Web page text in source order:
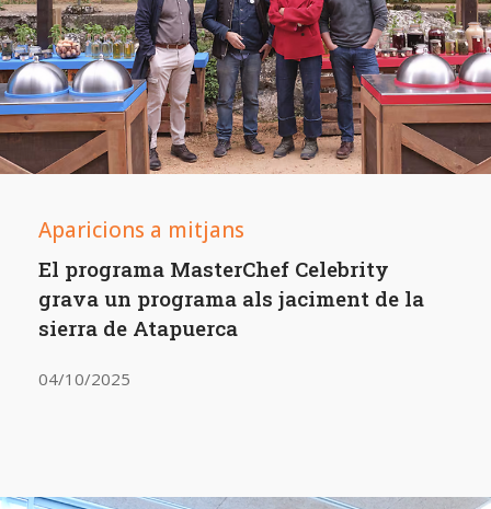
Aparicions a mitjans
El programa MasterChef Celebrity
grava un programa als jaciment de la
sierra de Atapuerca
04/10/2025